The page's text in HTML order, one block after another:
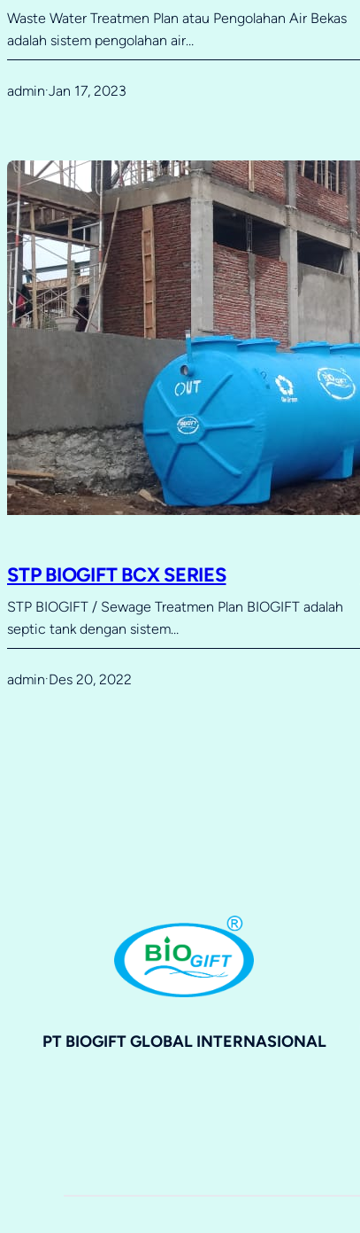
Waste Water Treatmen Plan atau Pengolahan Air Bekas
adalah sistem pengolahan air…
admin·Jan 17, 2023
STP BIOGIFT BCX SERIES
STP BIOGIFT / Sewage Treatmen Plan BIOGIFT adalah
septic tank dengan sistem…
admin·Des 20, 2022
PT BIOGIFT GLOBAL INTERNASIONAL